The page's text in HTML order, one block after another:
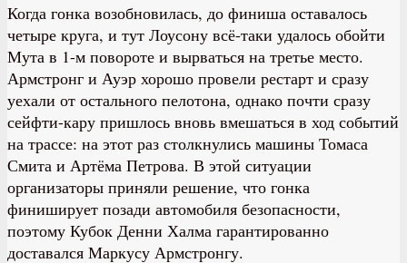
Когда гонка возобновилась, до финиша оставалось
четыре круга, и тут Лоусону всё-таки удалось обойти
Мута в 1-м повороте и вырваться на третье место.
Армстронг и Ауэр хорошо провели рестарт и сразу
уехали от остального пелотона, однако почти сразу
сейфти-кару пришлось вновь вмешаться в ход событий
на трассе: на этот раз столкнулись машины Томаса
Смита и Артёма Петрова. В этой ситуации
организаторы приняли решение, что гонка
финиширует позади автомобиля безопасности,
поэтому Кубок Денни Халма гарантированно
доставался Маркусу Армстронгу.